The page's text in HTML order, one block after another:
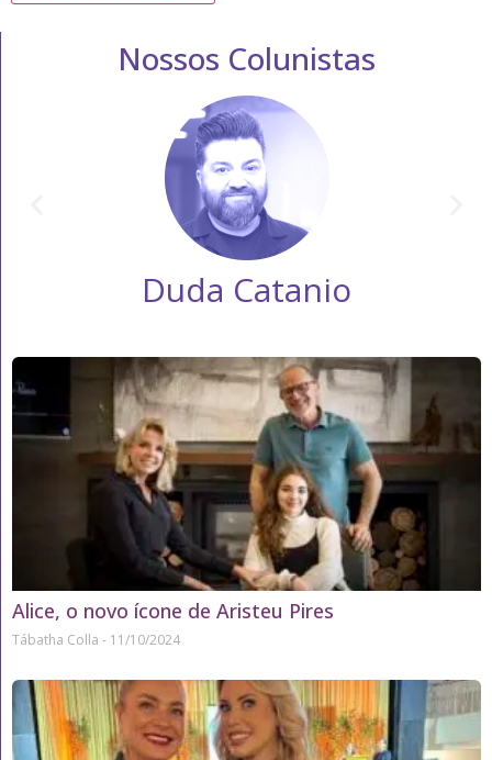
Nossos Colunistas
Duda Catanio
Alice, o novo ícone de Aristeu Pires
Tábatha Colla 11/10/2024